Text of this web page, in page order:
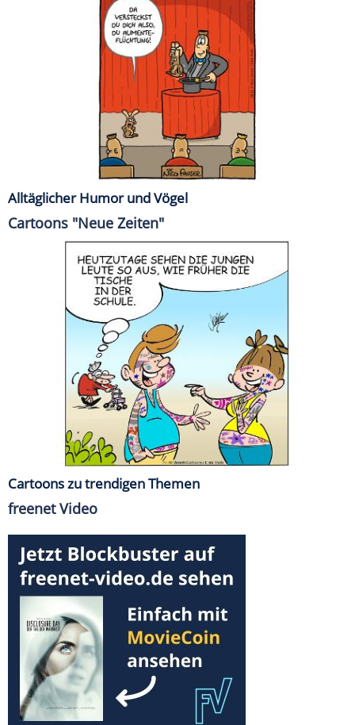
Alltäglicher Humor und Vögel
Cartoons "Neue Zeiten"
Cartoons zu trendigen Themen
freenet Video